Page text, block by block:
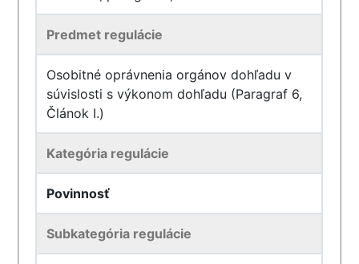
Predmet regulácie
Osobitné oprávnenia orgánov dohľadu v
súvislosti s výkonom dohľadu (Paragraf 6,
Článok I.)
Kategória regulácie
Povinnosť
Subkategória regulácie